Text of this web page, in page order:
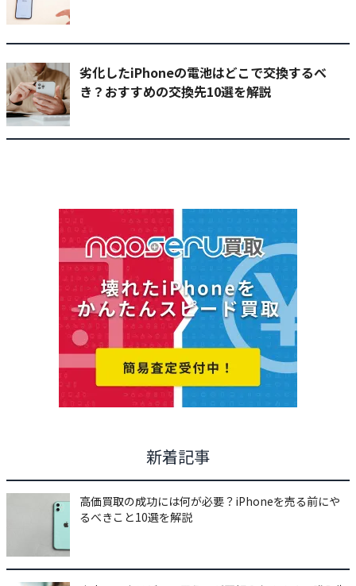
劣化したiPhoneの電池はどこで交換するべ
き？おすすめの交換先10選を解説
新着記事
高価買取の成功には何が必要？iPhoneを売る前にや
るべきこと10選を解説